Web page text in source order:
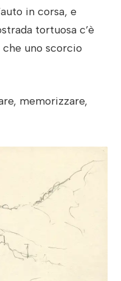
in corsa, e
tortuosa c’è
uno scorcio
memorizzare,